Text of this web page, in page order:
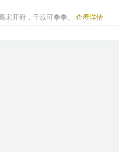
宋开府，千载可拳拳。 查看详情